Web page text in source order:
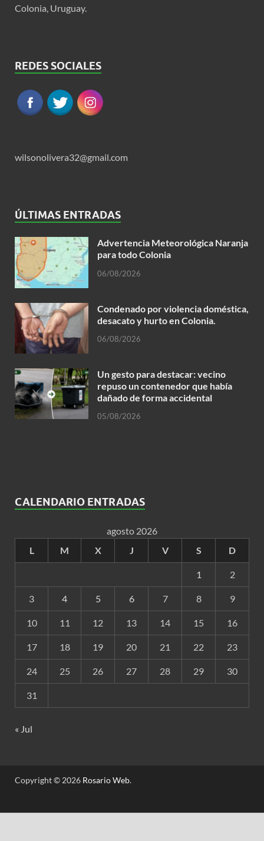
Colonia, Uruguay.
REDES SOCIALES
wilsonolivera32@gmail.com
ÚLTIMAS ENTRADAS
Advertencia Meteorológica Naranja
para todo Colonia
06/08/2026
Condenado por violencia doméstica,
desacato y hurto en Colonia.
06/08/2026
Un gesto para destacar: vecino
repuso un contenedor que había
dañado de forma accidental
05/08/2026
CALENDARIO ENTRADAS
agosto 2026
L
M X J V S D
1 2
3 4 5 6 7 8 9
10 11 12 13 14 15 16
17 18 19 20 21 22 23
24 25 26 27 28 29 30
31
« Jul
Copyright © 2026 Rosario Web.